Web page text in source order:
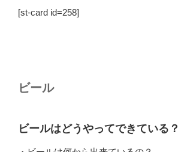
[st-card id=258]
ビール
ビールはどうやってできている？